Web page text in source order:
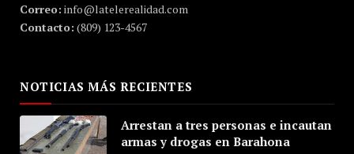
Correo: info@latelerealidad.com
Contacto: (809) 123-4567
NOTICIAS MÁS RECIENTES
Arrestan a tres personas e incautan
armas y drogas en Barahona